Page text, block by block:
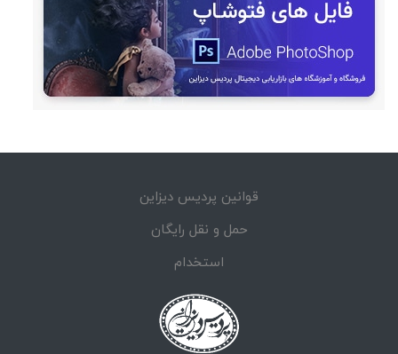
قوانین پردیس دیزاین
حمل و نقل رایگان
استخدام